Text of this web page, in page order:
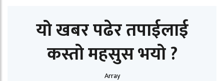
यो खबर पढेर तपाईलाई
कस्तो महसुस भयो ?
Array